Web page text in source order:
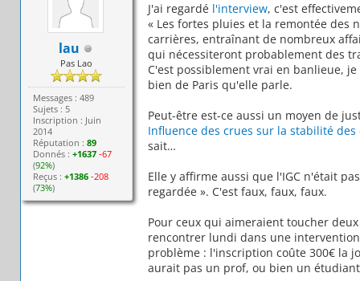
lau
Pas Lao
Messages : 489
Sujets : 5
Inscription : Juin
2014
Réputation :89
Donnés :+1637 -67
(92%)
Reçus :+1386 -208
(73%)
J'ai regardé l'interview, c'est
« Les fortes pluies et la remontée des
carrières, entraînant de nombreux
qui nécessiteront probablement des
C'est possiblement vrai en banlieue,
bien de Paris qu'elle parle.
Peut-être est-ce aussi un moyen de
Influence des crues sur la stabilité des
sait…
Elle y affirme aussi que l'IGC n'était
regardée ». C'est faux, faux, faux.
Pour ceux qui aimeraient toucher
rencontrer lundi dans une
problème : l'inscription coûte 300€ la
aurait pas un prof, ou bien un